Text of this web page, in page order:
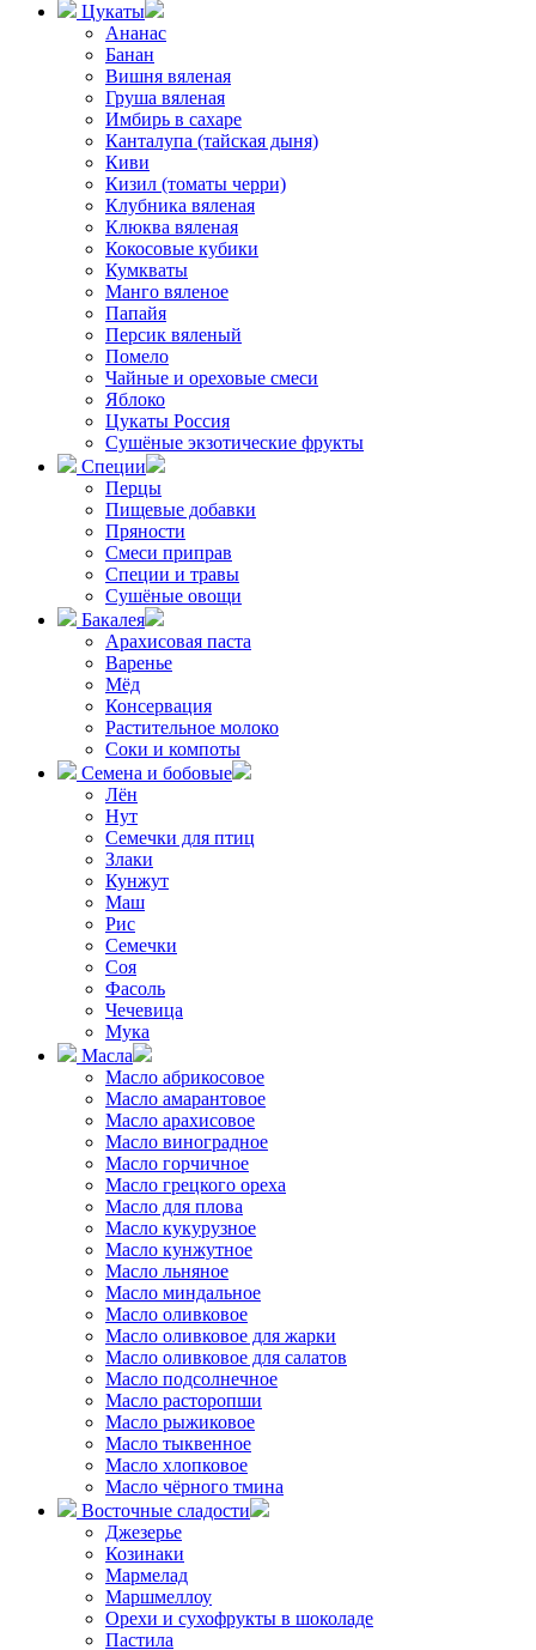
Цукаты
Ананас
Банан
Вишня вяленая
Груша вяленая
Имбирь в сахаре
Канталупа (тайская дыня)
Киви
Кизил (томаты черри)
Клубника вяленая
Клюква вяленая
Кокосовые кубики
Кумкваты
Манго вяленое
Папайя
Персик вяленый
Помело
Чайные и ореховые смеси
Яблоко
Цукаты Россия
Сушёные экзотические фрукты
Специи
Перцы
Пищевые добавки
Пряности
Смеси приправ
Специи и травы
Сушёные овощи
Бакалея
Арахисовая паста
Варенье
Мёд
Консервация
Растительное молоко
Соки и компоты
Семена и бобовые
Лён
Нут
Семечки для птиц
Злаки
Кунжут
Маш
Рис
Семечки
Соя
Фасоль
Чечевица
Мука
Масла
Масло абрикосовое
Масло амарантовое
Масло арахисовое
Масло виноградное
Масло горчичное
Масло грецкого ореха
Масло для плова
Масло кукурузное
Масло кунжутное
Масло льняное
Масло миндальное
Масло оливковое
Масло оливковое для жарки
Масло оливковое для салатов
Масло подсолнечное
Масло расторопши
Масло рыжиковое
Масло тыквенное
Масло хлопковое
Масло чёрного тмина
Восточные сладости
Джезерье
Козинаки
Мармелад
Маршмеллоу
Орехи и сухофрукты в шоколаде
Пастила